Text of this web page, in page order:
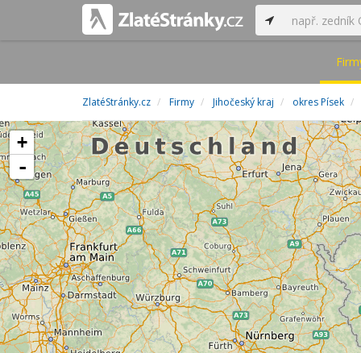
ZlatéStránky.cz Firmy Jihočeský kraj okres Písek
+
-